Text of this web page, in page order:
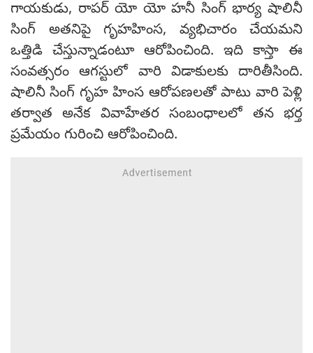
గాయకుడు, రాపర్ యో యో హనీ సింగ్ భార్య షాలినీ
సింగ్ అతనిపై గృహహింస, వ్యభిచారం చేయమని
ఒత్తిడి చేస్తున్నాడంటూ ఆరోపించింది. ఇది కాస్తా ఈ
సంవత్సరం ఆగస్టులో వారి విడాకులకు దారితీసింది.
షాలినీ సింగ్ గృహ హింస ఆరోపణలతో పాటు వారి పెళ్లి
తర్వాత అనేక వివాహేతర సంబంధాలలో తన భర్త
ప్రమేయం గురించి ఆరోపించింది.